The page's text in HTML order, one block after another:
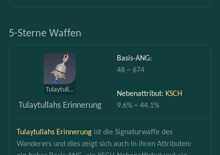
5-Sterne Waffen
Tulaytullahs Erinnerung
Tulaytullahs Erinnerung
Basis-ANG:
48 ~ 674
Nebenattribut: KSCH
9.6% ~ 44.1%
Tulaytullahs Erinnerung ist die Signaturwaffe des
Wanderers und dies zeigt sich auch in ihren Attributen: